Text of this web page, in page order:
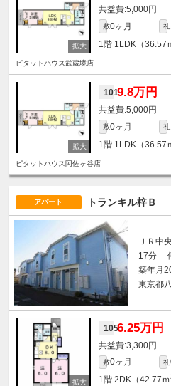
5,000円
敷0ヶ月 礼
1階 1LDK（36.57
ピタットハウス武蔵境店
1019.8万円
5,000円
敷0ヶ月 礼
1階 1LDK（36.57
ピタットハウス阿佐ヶ谷店
アパート トランキル梓Ｂ
ＪＲ中
17分
築年月
東京都
1056.25万円
3,300円
敷0ヶ月 礼
1階 2DK（42.77ｍ